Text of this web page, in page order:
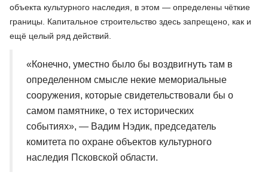
объекта культурного наследия, в этом — определены чёткие
границы. Капитальное строительство здесь запрещено, как и
ещё целый ряд действий.
«Конечно, уместно было бы воздвигнуть там в
определенном смысле некие мемориальные
сооружения, которые свидетельствовали бы о
самом памятнике, о тех исторических
событиях», — Вадим Нэдик, председатель
комитета по охране объектов культурного
наследия Псковской области.